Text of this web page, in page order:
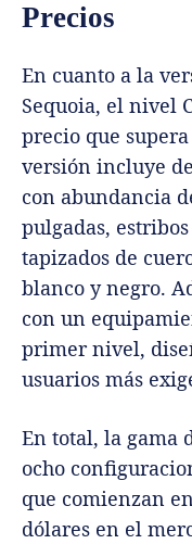
Precios
En cuanto a la
Sequoia, el nivel
precio que
versión incluye
con abundancia
pulgadas,
tapizados de
blanco y negro.
con un
primer nivel,
usuarios más
En total, la gama
ocho
que comienzan
dólares en el